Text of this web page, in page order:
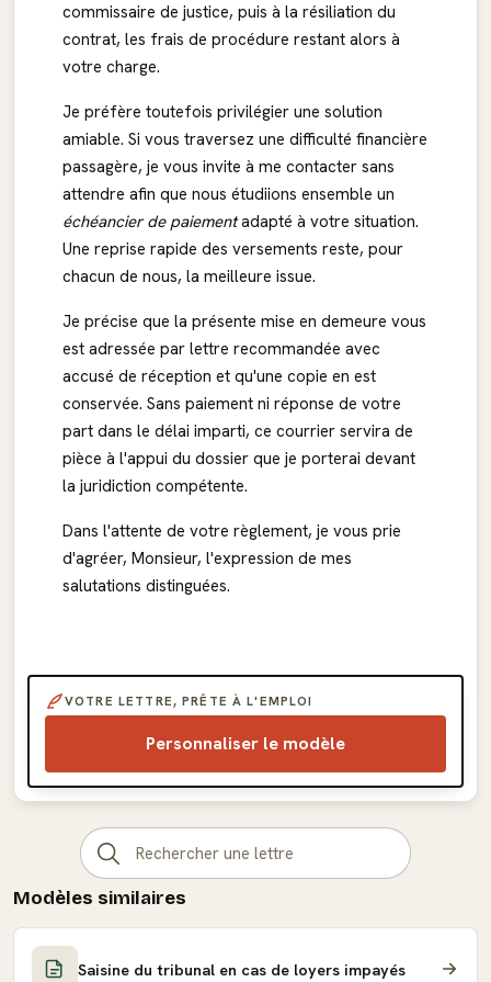
commissaire de justice, puis à la résiliation du
contrat, les frais de procédure restant alors à
votre charge.
Je préfère toutefois privilégier une solution
amiable. Si vous traversez une difficulté financière
passagère, je vous invite à me contacter sans
attendre afin que nous étudiions ensemble un
échéancier de paiementadapté à votre situation.
Une reprise rapide des versements reste, pour
chacun de nous, la meilleure issue.
Je précise que la présente mise en demeure vous
est adressée par lettre recommandée avec
accusé de réception et qu'une copie en est
conservée. Sans paiement ni réponse de votre
part dans le délai imparti, ce courrier servira de
pièce à l'appui du dossier que je porterai devant
la juridiction compétente.
Dans l'attente de votre règlement, je vous prie
d'agréer, Monsieur, l'expression de mes
salutations distinguées.
VOTRE LETTRE, PRÊTE À L'EMPLOI
Personnaliser le modèle
Modèles similaires
Saisine du tribunal en cas de loyers impayés